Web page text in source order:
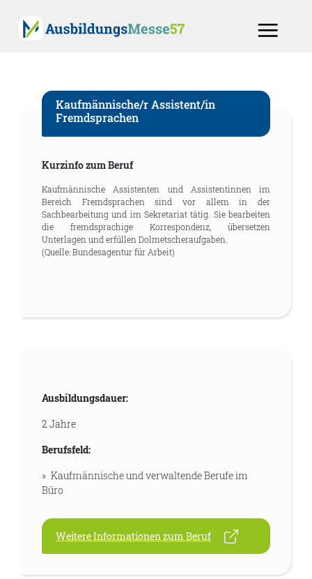
Kaufmännische/r Assistent/in
Fremdsprachen
Kurzinfo zum Beruf
Kaufmännische Assistenten und Assistentinnen im
Bereich Fremdsprachen sind vor allem in der
Sachbearbeitung und im Sekretariat tätig. Sie bearbeiten
die fremdsprachige Korrespondenz, übersetzen
Unterlagen und erfüllen Dolmetscheraufgaben.
(Quelle: Bundesagentur für Arbeit)
Ausbildungsdauer:
2 Jahre
Berufsfeld:
Kaufmännische und verwaltende Berufe im
Büro
Weitere Informationen zum Beruf